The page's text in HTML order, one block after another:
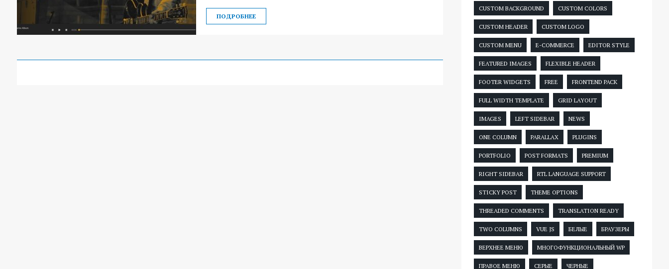
ПОДРОБНЕЕ
CUSTOM BACKGROUND CUSTOM COLORS
CUSTOM HEADER CUSTOM LOGO
CUSTOM MENU E-COMMERCE EDITOR STYLE
FEATURED IMAGES FLEXIBLE HEADER
FOOTER WIDGETS FREE FRONTEND PACK
FULL WIDTH TEMPLATE GRID LAYOUT
IMAGES LEFT SIDEBAR NEWS
ONE COLUMN PARALLAX PLUGINS
PORTFOLIO POST FORMATS PREMIUM
RIGHT SIDEBAR RTL LANGUAGE SUPPORT
STICKY POST THEME OPTIONS
THREADED COMMENTS TRANSLATION READY
TWO COLUMNS VUE JS БЕЛЫЕ БРАУЗЕРЫ
ВЕРХНЕЕ МЕНЮ МНОГОФУНКЦИОНАЛЬНЫЙ WP
ПРАВОЕ МЕНЮ СЕРЫЕ ЧЕРНЫЕ